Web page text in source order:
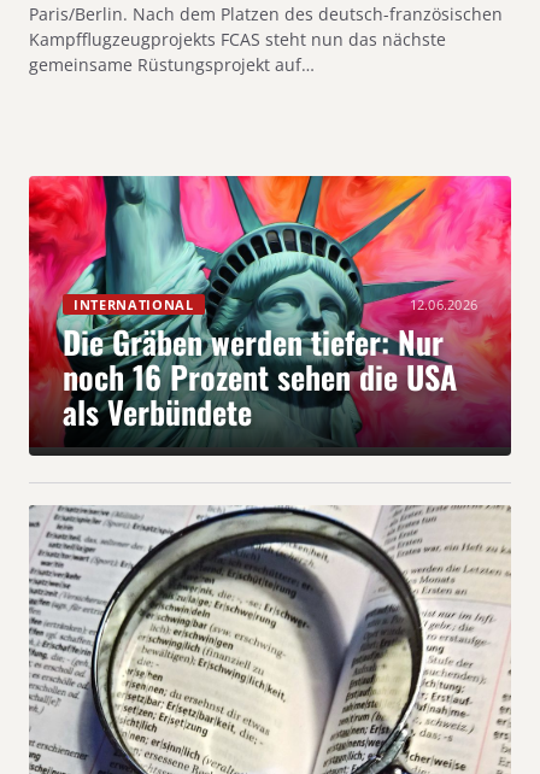
Paris/Berlin. Nach dem Platzen des deutsch-französischen
Kampfflugzeugprojekts FCAS steht nun das nächste
gemeinsame Rüstungsprojekt auf…
INTERNATIONAL 12.06.2026
Die Gräben werden tiefer: Nur
noch 16 Prozent sehen die USA
als Verbündete